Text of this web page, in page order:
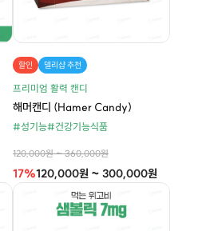
할인 델리샵 추천
프리미엄 활력 캔디
해머캔디 (Hamer Candy)
#성기능#건강기능식품
120,000원 ~ 360,000원
17%120,000원 ~ 300,000원